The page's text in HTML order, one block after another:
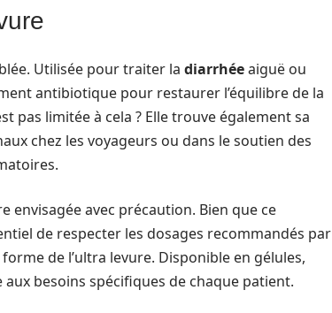
Utilisée pour traiter la diarrhéeaiguë ou
antibiotique pour restaurer l’équilibre de la
pas limitée à cela ? Elle trouve également sa
chez les voyageurs ou dans le soutien des
envisagée avec précaution. Bien que ce
de respecter les dosages recommandés par
forme de l’ultra levure. Disponible en gélules,
besoins spécifiques de chaque patient.